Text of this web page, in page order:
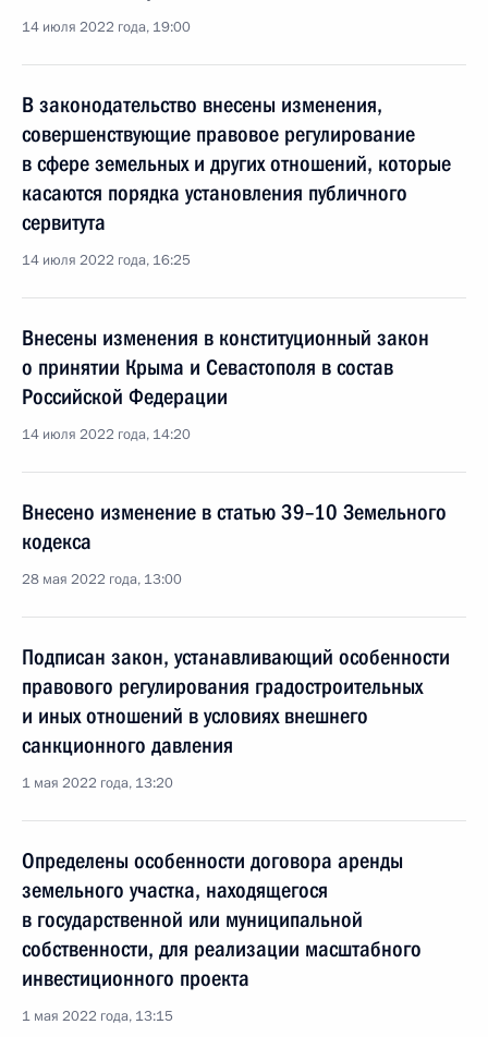
14 июля 2022 года, 19:00
В законодательство внесены изменения,
совершенствующие правовое регулирование
в сфере земельных и других отношений, которые
касаются порядка установления публичного
сервитута
14 июля 2022 года, 16:25
Внесены изменения в конституционный закон
о принятии Крыма и Севастополя в состав
Российской Федерации
14 июля 2022 года, 14:20
Внесено изменение в статью 39–10 Земельного
кодекса
28 мая 2022 года, 13:00
Подписан закон, устанавливающий особенности
правового регулирования градостроительных
и иных отношений в условиях внешнего
санкционного давления
1 мая 2022 года, 13:20
Определены особенности договора аренды
земельного участка, находящегося
в государственной или муниципальной
собственности, для реализации масштабного
инвестиционного проекта
1 мая 2022 года, 13:15